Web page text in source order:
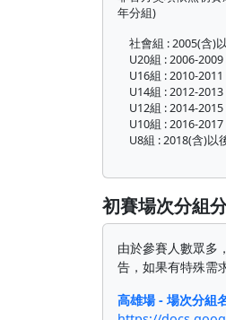
年分組)
社會組 : 2005(含)
U20組 : 2006-2009
U16組 : 2010-2011
U14組 : 2012-2013
U12組 : 2014-2015
U10組 : 2016-2017
U8組 : 2018(含)以
初賽場次分組
由於參賽人數眾多
告，如果有特殊需
高雄場 - 場次分組